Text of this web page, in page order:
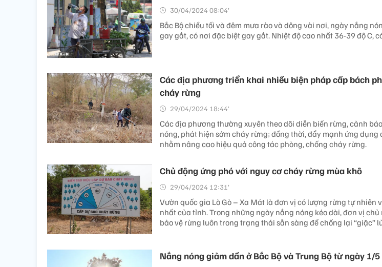
30/04/2024 08:04’
Bắc Bộ chiều tối và đêm mưa rào và dông vài nơi, ngày nắng
gay gắt, có nơi đặc biệt gay gắt. Nhiệt độ cao nhất 36-39 độ C,
Các địa phương triển khai nhiều biện pháp cấp bách
cháy rừng
29/04/2024 18:44’
Các địa phương thường xuyên theo dõi diễn biến rừng, cảnh
nóng, phát hiện sớm cháy rừng; đồng thời, đẩy mạnh ứng dụng
nhằm nâng cao hiệu quả công tác phòng, chống cháy rừng.
Chủ động ứng phó với nguy cơ cháy rừng mùa khô
29/04/2024 12:31’
Vườn quốc gia Lò Gò – Xa Mát là đơn vị có lượng rừng tự nhiên
nhất của tỉnh. Trong những ngày nắng nóng kéo dài, đơn vị
bảo vệ rừng luôn trong trạng thái sẵn sàng để chống lại “giặc”
Nắng nóng giảm dần ở Bắc Bộ và Trung Bộ từ ngày 1/5